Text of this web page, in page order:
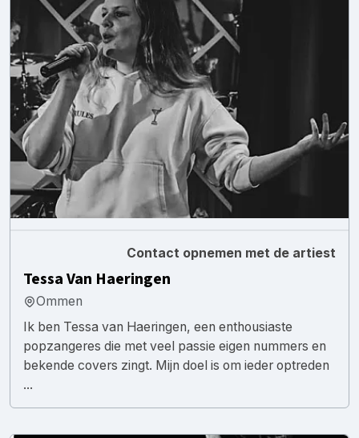
Contact opnemen met de artiest
Tessa Van Haeringen
Ommen
Ik ben Tessa van Haeringen, een enthousiaste
popzangeres die met veel passie eigen nummers en
bekende covers zingt. Mijn doel is om ieder optreden
...